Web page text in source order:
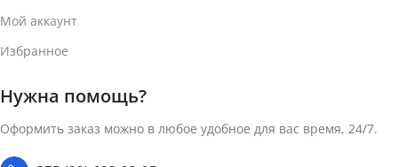
Мой аккаунт
Избранное
Нужна помощь?
Оформить заказ можно в любое удобное для вас время, 24/7.